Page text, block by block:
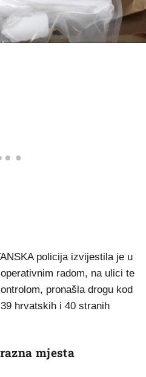
policija izvijestila je u
radom, na ulici te
pronašla drogu kod
hrvatskih i 40 stranih
mjesta